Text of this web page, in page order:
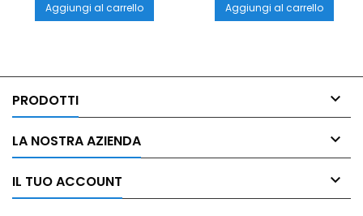
Aggiungi al carrello Aggiungi al carrello
PRODOTTI 
LA NOSTRA AZIENDA 
IL TUO ACCOUNT 